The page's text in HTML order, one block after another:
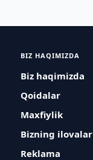
BIZ HAQIMIZDA
Biz haqimizda
Qoidalar
Maxfiylik
Bizning ilovalar
Reklama